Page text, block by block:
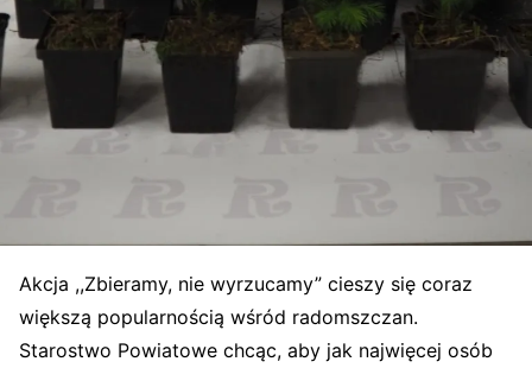
Akcja ,,Zbieramy, nie wyrzucamy” cieszy się coraz
większą popularnością wśród radomszczan.
Starostwo Powiatowe chcąc, aby jak najwięcej osób